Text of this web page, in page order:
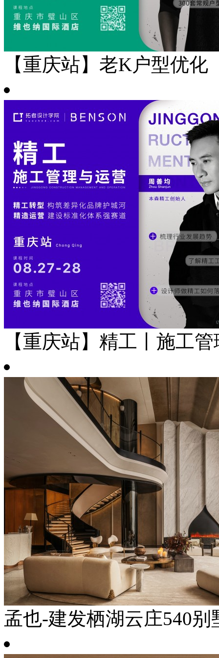
【重庆站】老K户型优化
【重庆站】精工丨施工管
孟也-建发栖湖云庄540别